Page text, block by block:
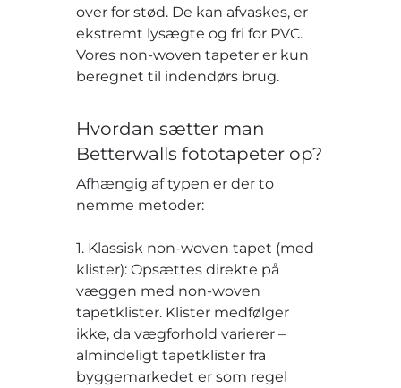
over for stød. De kan afvaskes, er
ekstremt lysægte og fri for PVC.
Vores non-woven tapeter er kun
beregnet til indendørs brug.
Hvordan sætter man
Betterwalls fototapeter op?
Afhængig af typen er der to
nemme metoder:
1. Klassisk non-woven tapet (med
klister): Opsættes direkte på
væggen med non-woven
tapetklister. Klister medfølger
ikke, da vægforhold varierer –
almindeligt tapetklister fra
byggemarkedet er som regel